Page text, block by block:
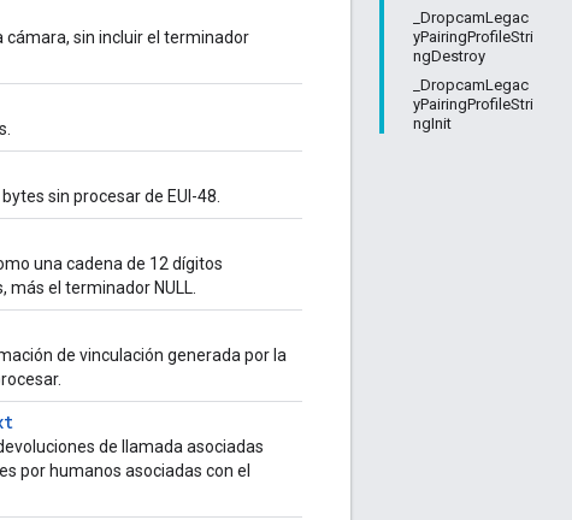
_DropcamLegac
yPairingProfileStri
ngDestroy
_DropcamLegac
yPairingProfileStri
ngInit
cámara, sin incluir el terminador
sin procesar de EUI-48.
una cadena de 12 dígitos
el terminador NULL.
de vinculación generada por la
de llamada asociadas
por humanos asociadas con el